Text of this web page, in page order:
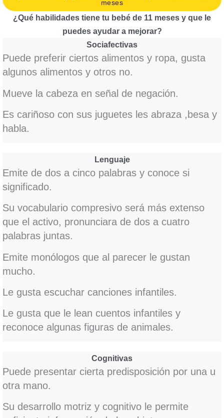
meses
¿Qué habilidades tiene tu bebé de 11 meses y que le
puedes ayudar a mejorar?
Sociafectivas
Puede preferir ciertos alimentos y ropa, gusta
algunos alimentos y otros no.
Mueve la cabeza en señal de negación.
Es cariñoso con sus juguetes les abraza ,besa y
habla.
Lenguaje
Emite de dos a cinco palabras y conoce si
significado.
Su vocabulario compresivo será más extenso
que el activo, pronunciara de dos a cuatro
palabras juntas.
Emite monólogos que al parecer le gustan
mucho.
Le gusta escuchar canciones infantiles.
Le gusta que le lean cuentos infantiles y
reconoce algunas figuras de animales.
Cognitivas
Puede presentar cierta predisposición por una u
otra mano.
Su desarrollo motriz y cognitivo le permite